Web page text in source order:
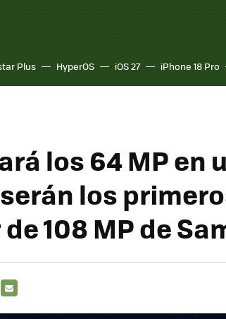
Plus HyperOS iOS 27 iPhone 18 Pro
los 64 MP en
los
108 MP de